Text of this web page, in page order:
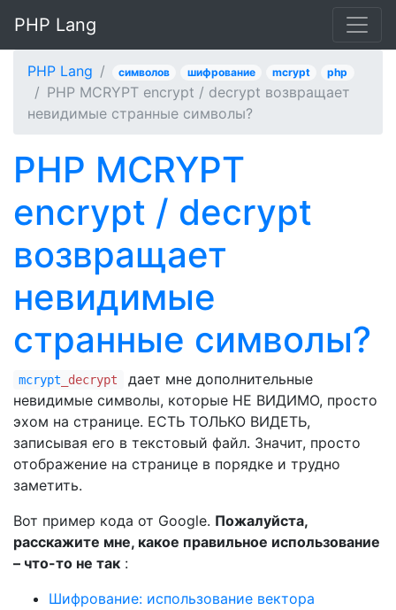
PHP Lang
PHP Lang символов шифрование mcrypt php
PHP MCRYPT encrypt / decrypt возвращает
невидимые странные символы?
PHP MCRYPT
encrypt / decrypt
возвращает
невидимые
странные символы?
mcrypt _decrypt
дает мне дополнительные
невидимые символы, которые НЕ ВИДИМО, просто
эхом на странице. ЕСТЬ ТОЛЬКО ВИДЕТЬ,
записывая его в текстовый файл. Значит, просто
отображение на странице в порядке и трудно
заметить.
Вот пример кода от Google. Пожалуйста,
расскажите мне, какое правильное использование
– что-то не так :
Шифрование: использование вектора